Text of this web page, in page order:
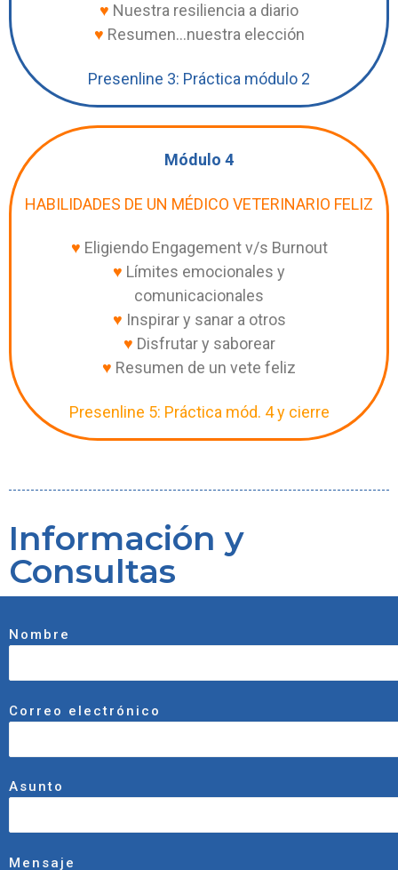
♥ Nuestra resiliencia a diario
♥ Resumen…nuestra elección
Presenline 3: Práctica módulo 2
Módulo 4
HABILIDADES DE UN MÉDICO VETERINARIO FELIZ
♥ Eligiendo Engagement v/s Burnout
♥ Límites emocionales y
comunicacionales
♥ Inspirar y sanar a otros
♥ Disfrutar y saborear
♥ Resumen de un vete feliz
Presenline 5: Práctica mód. 4 y cierre
Información y
Consultas
Nombre
Correo electrónico
Asunto
Mensaje